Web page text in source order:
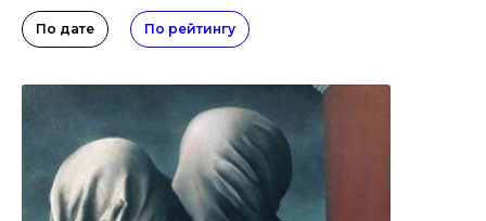
По дате По рейтингу